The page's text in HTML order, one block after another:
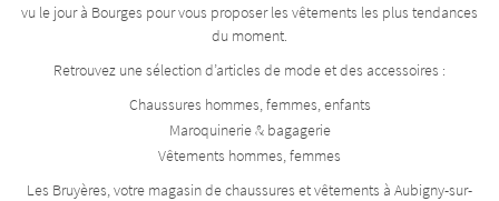
vu le jour à Bourges pour vous proposer les vêtements les plus tendances
du moment.
Retrouvez une sélection d’articles de mode et des accessoires :
Chaussures hommes, femmes, enfants
Maroquinerie & bagagerie
Vêtements hommes, femmes
Les Bruyères, votre magasin de chaussures et vêtements à Aubigny-sur-